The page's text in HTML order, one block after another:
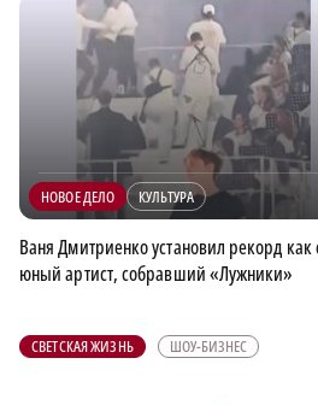
НОВОЕ ДЕЛО КУЛЬТУРА
Ваня Дмитриенко установил рекорд
юный артист, собравший «Лужники»
СВЕТСКАЯ ЖИЗНЬ ШОУ-БИЗНЕС